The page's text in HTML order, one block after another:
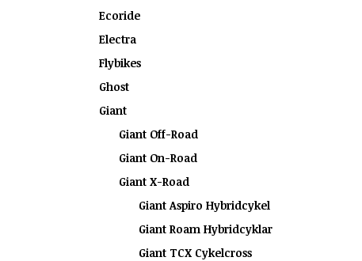
Ecoride
Electra
Flybikes
Ghost
Giant
Giant Off-Road
Giant On-Road
Giant X-Road
Giant Aspiro Hybridcykel
Giant Roam Hybridcyklar
Giant TCX Cykelcross